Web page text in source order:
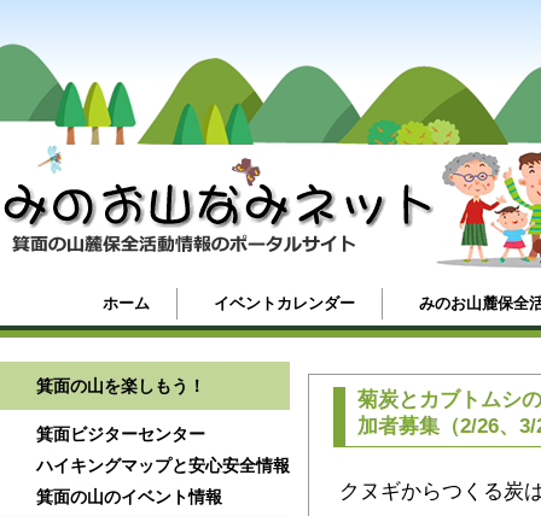
ホーム イベントカレンダー みのお山麓保全
箕面の山を楽しもう！
箕面ビジターセンター
ハイキングマップと安心安全情報
箕面の山のイベント情報
菊炭とカブトムシ
加者募集（2/26、3/
クヌギからつくる炭